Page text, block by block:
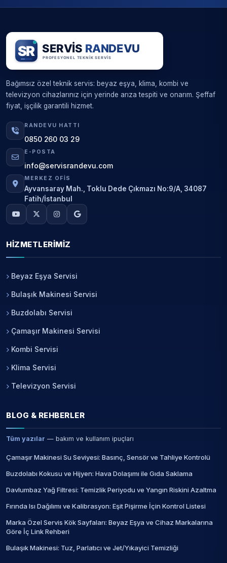
Bağımsız özel teknik servis: beyaz eşya, klima, kombi ve
televizyon cihazlarınız için yerinde arıza tespiti ve onarım. Şeffaf
fiyat, işçilik garantili hizmet.
RANDEVU HATTI
0850 260 03 29
E-POSTA
info@servisrandevu.com
MERKEZ OFIS
Ayvansaray Mah., Toklu Dede Çıkmazı No:9/A, 34087
Fatih/İstanbul
HIZMETLERIMIZ
Beyaz Eşya Servisi
Bulaşık Makinesi Servisi
Buzdolabı Servisi
Çamaşır Makinesi Servisi
Kombi Servisi
Klima Servisi
Televizyon Servisi
BLOG & REHBERLER
Tüm yazılar — bakım ve kullanım ipuçları
Çamaşır Makinesi Su Seviyesi: Basınç, Sensör ve Tahliye Kontrolü
Buzdolabı Kokusu ve Hijyen: Hava Dolaşımı ile Gıda Saklama
Davlumbaz Yağ Filtresi: Temizlik Periyodu ve Yangın Riskini Azaltma
Fırında Isı Dağılımı ve Kalibrasyon: Eşit Pişirme İçin Kontrol Listesi
Marka Özel Servis Kök Sayfaları: Beyaz Eşya ve Cihaz Markalarına
Göre İç Link Rehberi
Bulaşık Makinesi: Tuz, Parlatıcı ve Jet/Yıkayici Temizliği